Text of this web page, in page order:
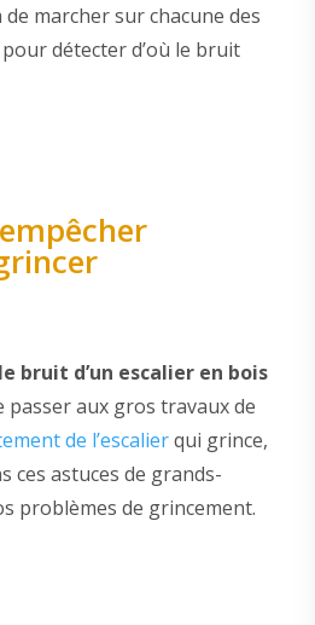
marcher sur chacune des
pour détecter d’où le bruit
bruit d’un escalier en bois
passer aux gros travaux de
de l’escalierqui grince,
ces astuces de grands-
problèmes de grincement.